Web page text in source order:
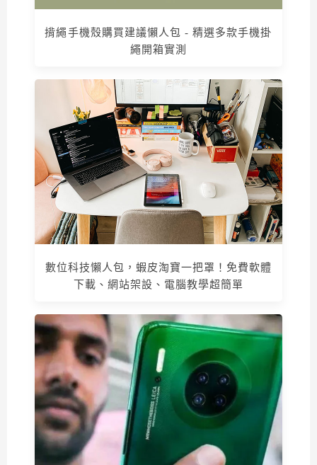
揹繩手機殼購買建議懶人包 - 精選多款手機掛
繩開箱實測
數位科技懶人包，蝦皮淘寶一把罩！免費軟體
下載、網站架設、電腦教學超簡單